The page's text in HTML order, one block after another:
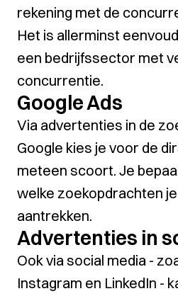
rekening met de
Het is allerminst
een bedrijfssector met
concurrentie.
Google Ads
Via advertenties in de
Google kies je voor de
meteen scoort. Je
welke zoekopdrachten
aantrekken.
Advertenties in
Ook via social media -
Instagram en LinkedIn -